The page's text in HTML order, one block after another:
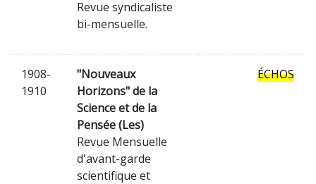
Revue syndicaliste
bi-mensuelle.
1908-
1910
"Nouveaux
Horizons" de la
Science et de la
Pensée (Les)
Revue Mensuelle
d'avant-garde
scientifique et
ÉCHOS